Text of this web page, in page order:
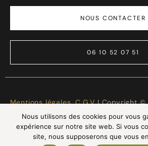
NOUS CONTACTER
06 10 52 07 51
Mentions légales,C.G.VI Copyright ©
réservés | Made with ❤️
Nous utilisons des cookies pour vous
expérience sur notre site web. Si vous
site, nous supposerons que vous